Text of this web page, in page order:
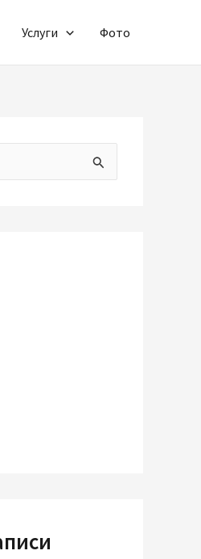
Услуги Фото